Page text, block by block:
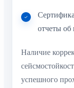
отчеты об
Наличие
успешного